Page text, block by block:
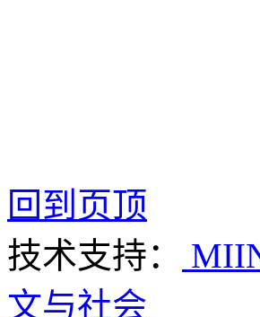
回到页顶
技术支持：
文与社会